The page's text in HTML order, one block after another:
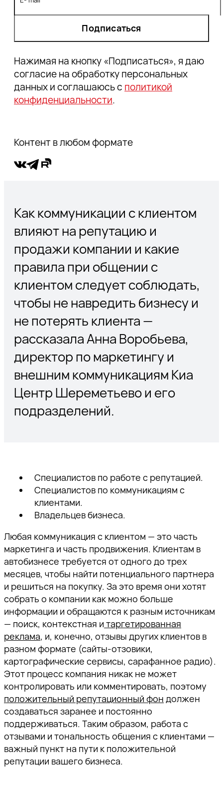
Как коммуникации с клиентом
влияют на репутацию и
продажи компании и какие
правила при общении с
клиентом следует соблюдать,
чтобы не навредить бизнесу и
не потерять клиента —
рассказала Анна Воробьева,
директор по маркетингу и
внешним коммуникациям Киа
Центр Шереметьево и его
подразделений.
Специалистов по работе с репутацией.
Специалистов по коммуникациям с
клиентами.
Владельцев бизнеса.
Любая коммуникация с клиентом — это часть
маркетинга и часть продвижения. Клиентам в
автобизнесе требуется от одного до трех
месяцев, чтобы найти потенциального партнера
и решиться на покупку. За это время они хотят
собрать о компании как можно больше
информации и обращаются к разным источникам
— поиск, контекстная и таргетированная
реклама, и, конечно, отзывы других клиентов в
разном формате (сайты-отзовики,
картографические сервисы, сарафанное радио).
Этот процесс компания никак не может
контролировать или комментировать, поэтому
положительный репутационный фон должен
создаваться заранее и постоянно
поддерживаться. Таким образом, работа с
отзывами и тональность общения с клиентами —
важный пункт на пути к положительной
репутации вашего бизнеса.
Подписаться
Нажимая на кнопку «Подписаться», я даю
согласие на обработку персональных
данных и соглашаюсь с политикой
конфиденциальности.
Контент в любом формате